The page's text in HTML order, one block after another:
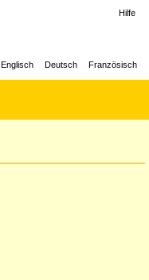
Hilfe
Englisch Deutsch Französisch